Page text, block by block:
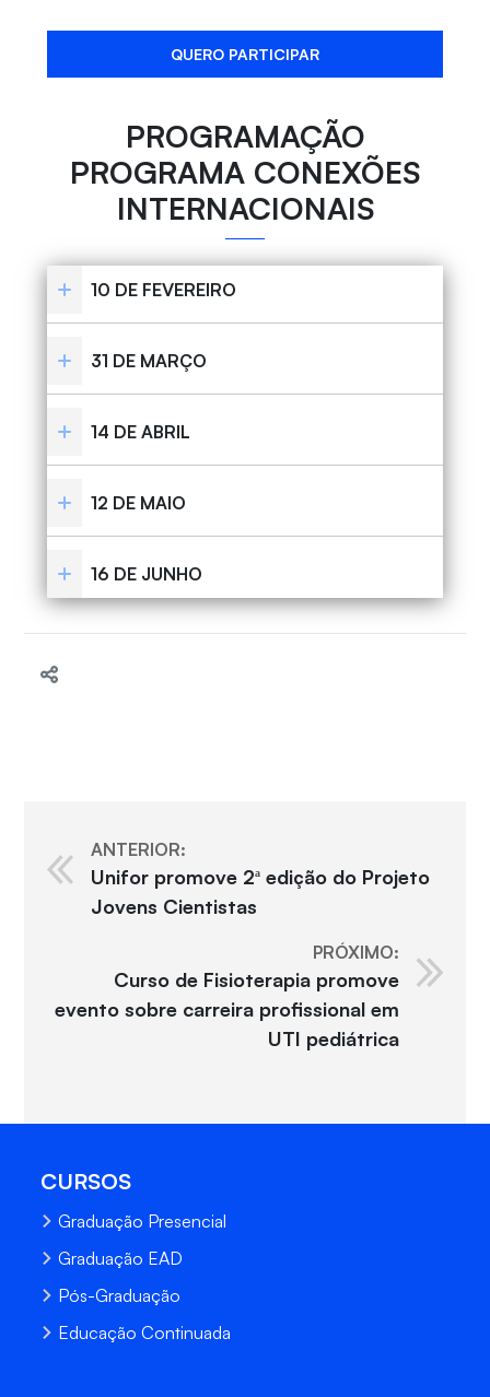
QUERO PARTICIPAR
PROGRAMAÇÃO
PROGRAMA CONEXÕES
INTERNACIONAIS
10 DE FEVEREIRO
31 DE MARÇO
14 DE ABRIL
12 DE MAIO
16 DE JUNHO
ANTERIOR:
Unifor promove 2ª edição do Projeto
Jovens Cientistas
PRÓXIMO:
Curso de Fisioterapia promove
evento sobre carreira profissional em
UTI pediátrica
CURSOS
Graduação Presencial
Graduação EAD
Pós-Graduação
Educação Continuada